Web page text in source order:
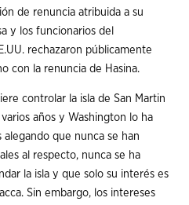
de renuncia atribuida a su
y los funcionarios del
rechazaron públicamente
con la renuncia de Hasina.
controlar la isla de San Martin
años y Washington lo ha
que nunca se han
al respecto, nunca se ha
la isla y que solo su interés es
Sin embargo, los intereses